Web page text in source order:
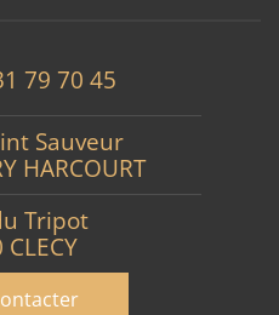
79 70 45
Sauveur
HARCOURT
Tripot